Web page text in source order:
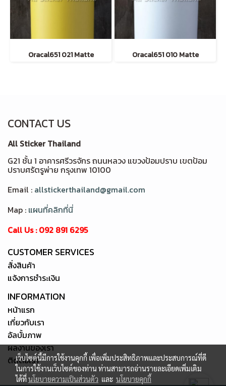
Oracal651 021 Matte Oracal651 010 Matte
CONTACT US
All Sticker Thailand
G21 ชั้น 1 อาคารศรีวรจักร ถนนหลวง แขวงป้อมปราบ เขตป้อม
ปราบศรัตรูพ่าย กรุงเทพ 10100
Email : allstickerthailand@gmail.com
Map : แผนที่คลิกที่นี่
Call Us : 092 891 6295
CUSTOMER SERVICES
สั่งสินค้า
แจ้งการชำระเงิน
INFORMATION
หน้าแรก
เกี่ยวกับเรา
อัลบั้มภาพ
ผลงานของเรา
ติดต่อเรา
เว็บไซต์นี้มีการใช้งานคุกกี้ เพื่อเพิ่มประสิทธิภาพและประสบการณ์ที่ดี
ในการใช้งานเว็บไซต์ของท่าน ท่านสามารถอ่านรายละเอียดเพิ่มเติม
ได้ที่นโยบายความเป็นส่วนตัว และ นโยบายคุกกี้